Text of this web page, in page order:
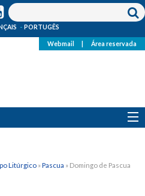
PORTUGÊS
Webmail Área reservada
Litúrgico »Pascua » Domingo de Pascua